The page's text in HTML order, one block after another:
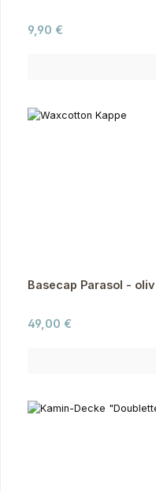
Regulärer Preis:
9,90 €
Basecap Parasol - oliv
Regulärer Preis:
49,00 €